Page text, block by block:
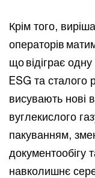
Крім того,
операторів
що відіграє
ESG та сталого
висувають нові
вуглекислого
пакуванням,
документообігу
навколишнє